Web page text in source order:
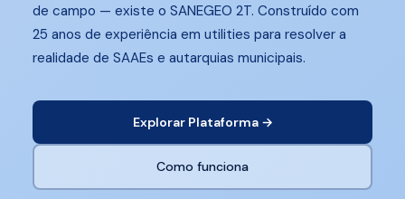
de campo — existe o SANEGEO 2T. Construído com
25 anos de experiência em utilities para resolver a
realidade de SAAEs e autarquias municipais.
Explorar Plataforma →
Como funciona